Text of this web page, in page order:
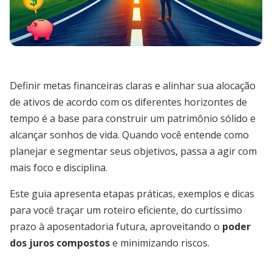
Definir metas financeiras claras e alinhar sua alocação
de ativos de acordo com os diferentes horizontes de
tempo é a base para construir um patrimônio sólido e
alcançar sonhos de vida. Quando você entende como
planejar e segmentar seus objetivos, passa a agir com
mais foco e disciplina.
Este guia apresenta etapas práticas, exemplos e dicas
para você traçar um roteiro eficiente, do curtíssimo
prazo à aposentadoria futura, aproveitando o poder
dos juros compostose minimizando riscos.